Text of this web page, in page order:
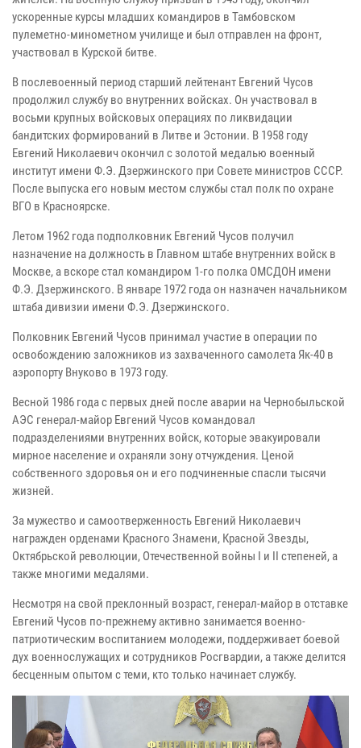
ускоренные курсы младших командиров в Тамбовском
пулеметно-минометном училище и был отправлен на фронт,
участвовал в Курской битве.
В послевоенный период старший лейтенант Евгений Чусов
продолжил службу во внутренних войсках. Он участвовал в
восьми крупных войсковых операциях по ликвидации
бандитских формирований в Литве и Эстонии. В 1958 году
Евгений Николаевич окончил с золотой медалью военный
институт имени Ф.Э. Дзержинского при Совете министров СССР.
После выпуска его новым местом службы стал полк по охране
ВГО в Красноярске.
Летом 1962 года подполковник Евгений Чусов получил
назначение на должность в Главном штабе внутренних войск в
Москве, а вскоре стал командиром 1-го полка ОМСДОН имени
Ф.Э. Дзержинского. В январе 1972 года он назначен начальником
штаба дивизии имени Ф.Э. Дзержинского.
Полковник Евгений Чусов принимал участие в операции по
освобождению заложников из захваченного самолета Як-40 в
аэропорту Внуково в 1973 году.
Весной 1986 года с первых дней после аварии на Чернобыльской
АЭС генерал-майор Евгений Чусов командовал
подразделениями внутренних войск, которые эвакуировали
мирное население и охраняли зону отчуждения. Ценой
собственного здоровья он и его подчиненные спасли тысячи
жизней.
За мужество и самоотверженность Евгений Николаевич
награжден орденами Красного Знамени, Красной Звезды,
Октябрьской революции, Отечественной войны I и II степеней, а
также многими медалями.
Несмотря на свой преклонный возраст, генерал-майор в отставке
Евгений Чусов по-прежнему активно занимается военно-
патриотическим воспитанием молодежи, поддерживает боевой
дух военнослужащих и сотрудников Росгвардии, а также делится
бесценным опытом с теми, кто только начинает службу.